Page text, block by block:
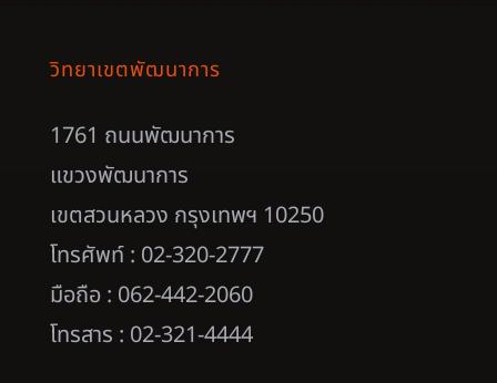
วิทยาเขตพัฒนาการ
1761 ถนนพัฒนาการ
แขวงพัฒนาการ
เขตสวนหลวง กรุงเทพฯ 10250
โทรศัพท์ : 02-320-2777
มือถือ : 062-442-2060
โทรสาร : 02-321-4444